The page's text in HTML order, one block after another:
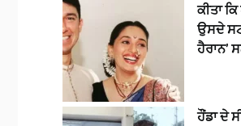
ਕੀਤਾ
ਉਸਦੇ
ਹੈਰਾਨ’
ਹੌਂਡਾ ਦੇ